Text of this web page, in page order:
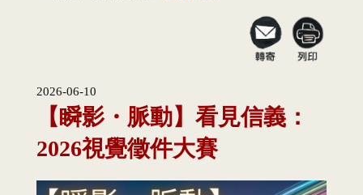
2026-06-10
【瞬影・脈動】看見信義：
2026視覺徵件大賽